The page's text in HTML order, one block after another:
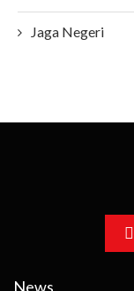
Jaga Negeri
News